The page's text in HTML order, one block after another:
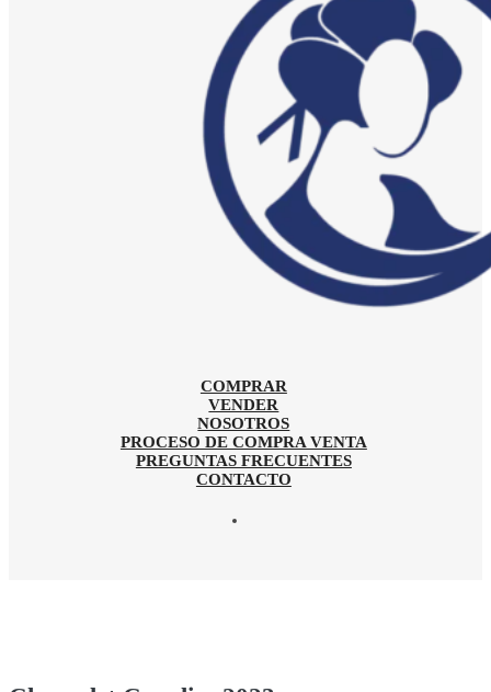
COMPRAR
VENDER
NOSOTROS
PROCESO DE COMPRA VENTA
PREGUNTAS FRECUENTES
CONTACTO